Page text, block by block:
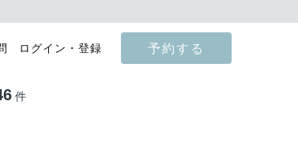
ログイン・登録 予約する
件